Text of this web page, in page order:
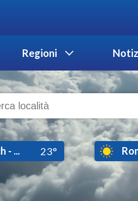
Regioni
- ... 23°